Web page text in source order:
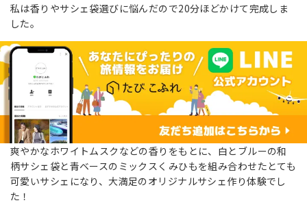
私は香りやサシェ袋選びに悩んだので20分ほどかけて完成しま
した。
爽やかなホワイトムスクなどの香りをもとに、白とブルーの和
柄サシェ袋と青ベースのミックスくみひもを組み合わせたとても
可愛いサシェになり、大満足のオリジナルサシェ作り体験でし
た！